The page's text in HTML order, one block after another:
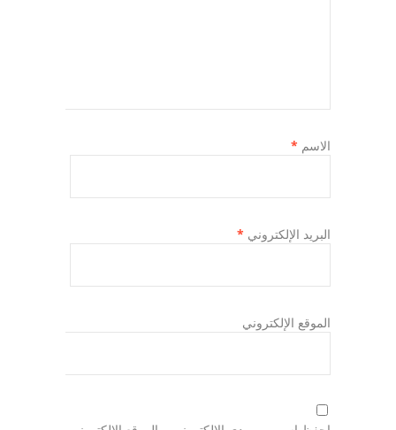
الاسم *
البريد الإلكتروني *
الموقع الإلكتروني